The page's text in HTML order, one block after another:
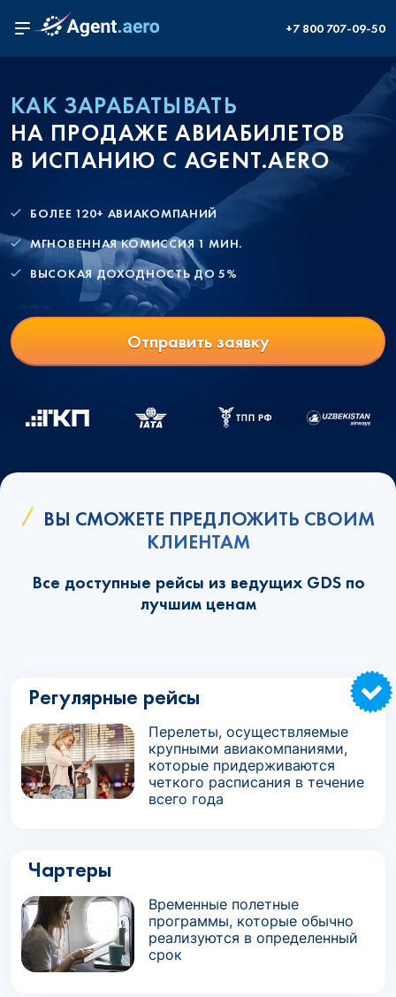
+7 800 707-09-50
КАК ЗАРАБАТЫВАТЬ
НА ПРОДАЖЕ АВИАБИЛЕТОВ
В ИСПАНИЮ С AGENT.AERO
БОЛЕЕ 120+ АВИАКОМПАНИЙ
МГНОВЕННАЯ КОМИССИЯ 1 МИН.
ВЫСОКАЯ ДОХОДНОСТЬ ДО 5%
Отправить заявку
ВЫ СМОЖЕТЕ ПРЕДЛОЖИТЬ СВОИМ
КЛИЕНТАМ
Все доступные рейсы из ведущих GDS по
лучшим ценам
Регулярные рейсы
Перелеты, осуществляемые
крупными авиакомпаниями,
которые придерживаются
четкого расписания в течение
всего года
Чартеры
Временные полетные
программы, которые обычно
реализуются в определенный
срок